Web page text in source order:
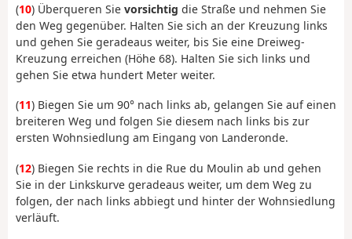
(10) Überqueren Sie vorsichtig die Straße und nehmen Sie
den Weg gegenüber. Halten Sie sich an der Kreuzung links
und gehen Sie geradeaus weiter, bis Sie eine Dreiweg-
Kreuzung erreichen (Höhe 68). Halten Sie sich links und
gehen Sie etwa hundert Meter weiter.
(11) Biegen Sie um 90° nach links ab, gelangen Sie auf einen
breiteren Weg und folgen Sie diesem nach links bis zur
ersten Wohnsiedlung am Eingang von Landeronde.
(12) Biegen Sie rechts in die Rue du Moulin ab und gehen
Sie in der Linkskurve geradeaus weiter, um dem Weg zu
folgen, der nach links abbiegt und hinter der Wohnsiedlung
verläuft.